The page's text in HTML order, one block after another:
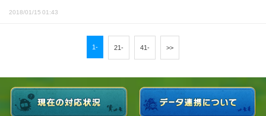
2018/01/15 01:43
1- 21- 41- >>